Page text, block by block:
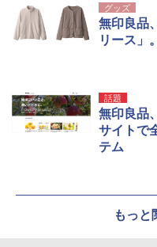
グッズ
無印良品
リース」
話題
無印良品
サイトで
テム
もっと